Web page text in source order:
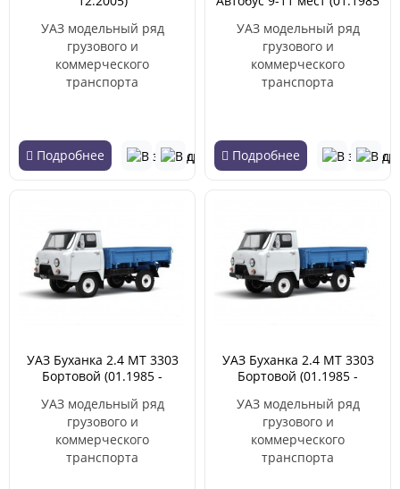
УАЗ модельный ряд
грузового и
коммерческого
транспорта
Подробнее
УАЗ модельный ряд
грузового и
коммерческого
транспорта
Подробнее
УАЗ Буханка 2.4 MT 3303
Бортовой (01.1985 -
УАЗ модельный ряд
грузового и
коммерческого
транспорта
УАЗ Буханка 2.4 MT 3303
Бортовой (01.1985 -
УАЗ модельный ряд
грузового и
коммерческого
транспорта